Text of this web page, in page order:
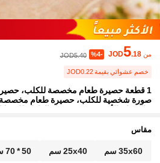
من JOD5.18
%4-
JOD5.40
خصم عشوائي بقيمة JOD0.22
1 قطعة حصيرة طعام مخصصة للكلب،
صورة شخصية للكلب، حصيرة طعام مخصصة
صيرة طعام للكلب، حصيرة طعام للكلب،
مقاس
35x60 سم 25x40 سم 50 * 70 سم